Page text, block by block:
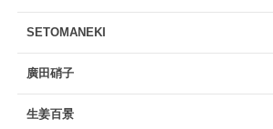
SETOMANEKI
廣田硝子
生姜百景